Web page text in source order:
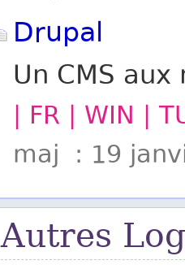
Drupal
Un CMS
| FR | WIN |
maj : 19
Autres